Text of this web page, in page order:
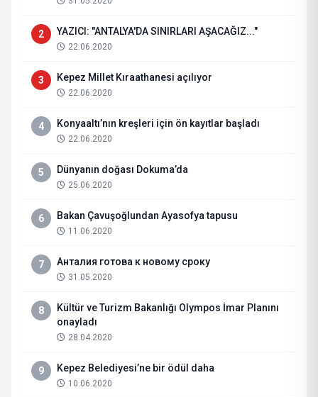
2 YAZICI: "ANTALYA'DA SINIRLARI AŞACAĞIZ..."
22.06.2020
3 Kepez Millet Kıraathanesi açılıyor
22.06.2020
4 Konyaaltı’nın kreşleri için ön kayıtlar başladı
22.06.2020
5 Dünyanın doğası Dokuma’da
25.06.2020
6 Bakan Çavuşoğlundan Ayasofya tapusu
11.06.2020
7 Анталия готова к новому сроку
31.05.2020
8
Kültür ve Turizm Bakanlığı Olympos İmar Planını
onayladı
28.04.2020
9 Kepez Belediyesi’ne bir ödül daha
10.06.2020